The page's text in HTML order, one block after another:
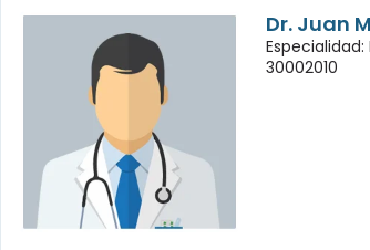
Dr. Juan
30002010